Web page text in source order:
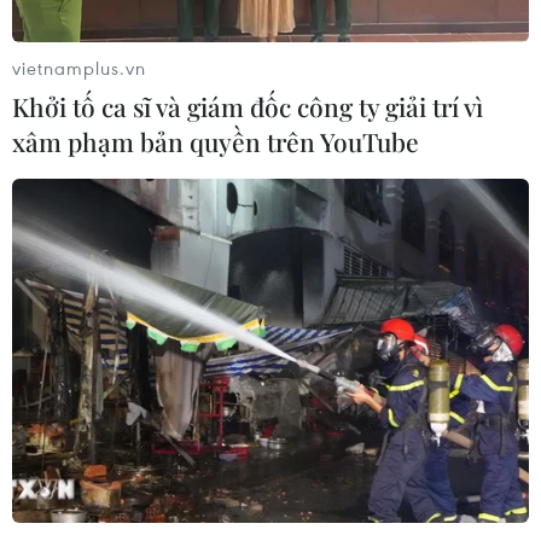
Đề xuất mở thêm 4 điểm test nhanh
COVID-19 cho lái xe chở hàng hóa
10/09/2021 07:16
Trong thời gian tới, đội ngũ nhân viên vận chuyển hàng
hóa, bưu gửi bằng xe 2 bánh được phép hoạt động một
phần, do đó nhu cầu xét nghiệm nhanh COVID-19 sẽ
tăng.
vietnamplus.vn
Khởi tố ca sĩ và giám đốc công ty giải trí vì
xâm phạm bản quyền trên YouTube